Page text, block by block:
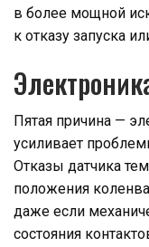
в более мощной
к отказу запуска
Пятая причина —
усиливает
Отказы датчика
положения
даже если
состояния